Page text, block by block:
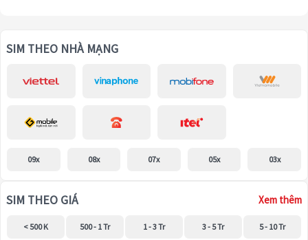
SIM THEO NHÀ MẠNG
09x 08x 07x 05x 03x
SIM THEO GIÁ Xem thêm
< 500 K 500 - 1 Tr 1 - 3 Tr 3 - 5 Tr 5 - 10 Tr